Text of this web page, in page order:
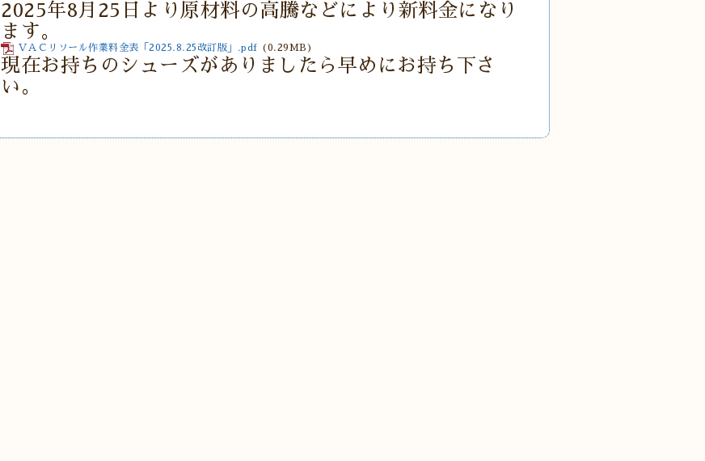
2025年8月25日より原材料の高騰などにより新料金になり
ます。
ＶＡＣリソール作業料金表「2025.8.25改訂版」.pdf (0.29MB)
現在お持ちのシューズがありましたら早めにお持ち下さ
い。